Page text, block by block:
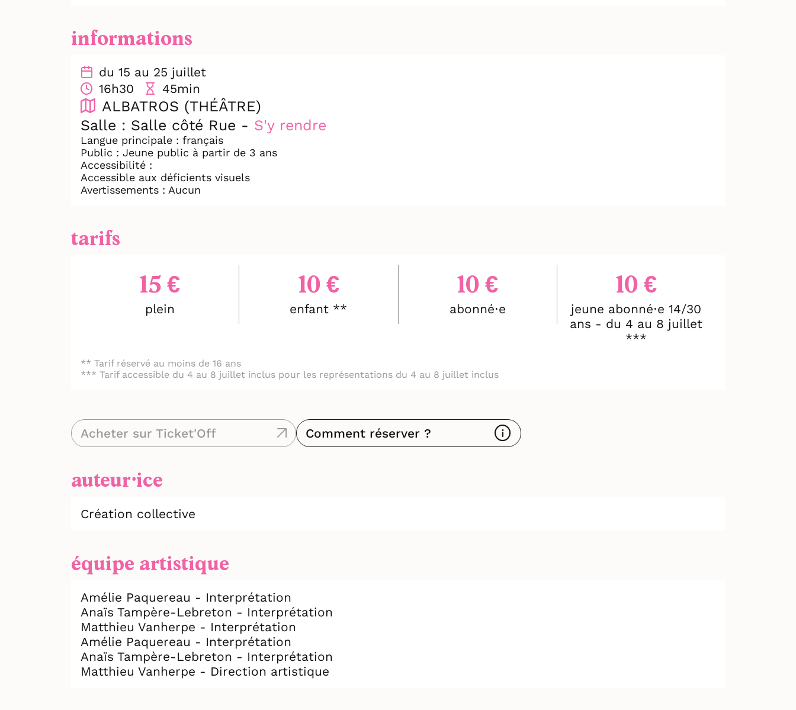
son doudou musicien, Billy va mener l’enquête, car elle seule peut sauver sa famille... et surtout éviter
de ranger sa chambre !
Tout Tourneboulé, c’est un conte musical familial accessible à tous (y compris aux doudous).
informations
du 15 au 25 juillet
16h30
45min
ALBATROS (THÉÂTRE)
Salle : Salle côté Rue - S'y rendre
Langue principale : français
Public : Jeune public à partir de 3 ans
Accessibilité :
Accessible aux déficients visuels
Avertissements : Aucun
tarifs
15 €
plein
10 €
enfant **
10 €
abonné⋅e
10 €
jeune abonné⋅e 14/30
ans - du 4 au 8 juillet
***
** Tarif réservé au moins de 16 ans
*** Tarif accessible du 4 au 8 juillet inclus pour les représentations du 4 au 8 juillet inclus
Acheter sur Ticket'Off Comment réserver ?
auteur⸱ice
Création collective
équipe artistique
Amélie Paquereau - Interprétation
Anaïs Tampère-Lebreton - Interprétation
Matthieu Vanherpe - Interprétation
Amélie Paquereau - Interprétation
Anaïs Tampère-Lebreton - Interprétation
Matthieu Vanherpe - Direction artistique